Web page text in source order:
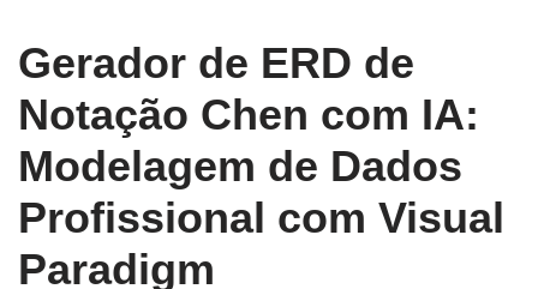
Gerador de ERD de
Notação Chen com IA:
Modelagem de Dados
Profissional com Visual
Paradigm